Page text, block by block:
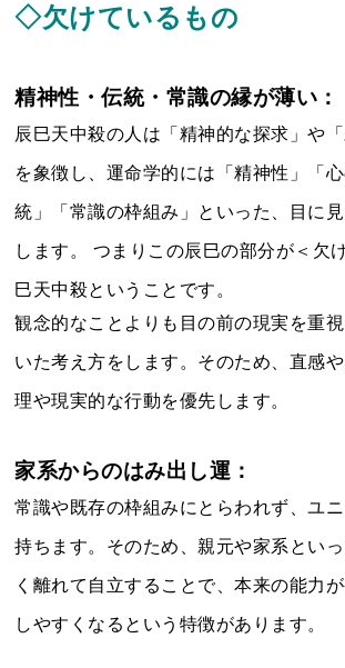
◇欠けているもの
精神性・伝統・常識の縁が薄い：
辰巳天中殺の人は「精神的な探求」や「
を象徴し、運命学的には「精神性」「
統」「常識の枠組み」といった、目に
します。 つまりこの辰巳の部分が＜欠
巳天中殺ということです。
観念的なことよりも目の前の現実を重
いた考え方をします。そのため、直感
理や現実的な行動を優先します。
家系からのはみ出し運：
常識や既存の枠組みにとらわれず、ユ
持ちます。そのため、親元や家系とい
く離れて自立することで、本来の能力
しやすくなるという特徴があります。